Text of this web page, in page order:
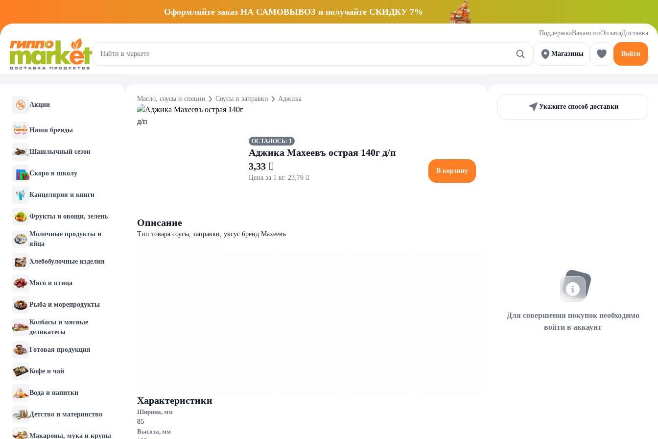
Оформляйте заказ НА САМОВЫВОЗ и получайте СКИДКУ 7%
ПоддержкаВакансииОплатаДоставка
Магазины Войти
Акции
Наши бренды
Шашлычный сезон
Скоро в школу
Канцелярия и книги
Фрукты и овощи, зелень
Молочные продукты и
яйца
Хлебобулочные изделия
Мясо и птица
Рыба и морепродукты
Колбасы и мясные
деликатесы
Готовая продукция
Кофе и чай
Вода и напитки
Детство и материнство
Макароны, мука и крупы
Масло, соусы и специи Соусы и заправки Аджика
ОСТАЛОСЬ: 1
Аджика Махеевъ острая 140г д/п
3,33 
Цена за 1 кг. 23,79 
В корзину
Описание
Тип товара соусы, заправки, уксус бренд Махеевъ
Характеристики
Ширина, мм
85
Высота, мм
Укажите способ доставки
Для совершения покупок необходимо
войти в аккаунт